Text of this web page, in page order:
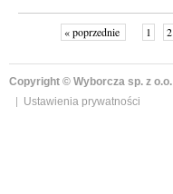
« poprzednie 1 2
Copyright © Wyborcza sp. z o.o.
Ustawienia prywatności